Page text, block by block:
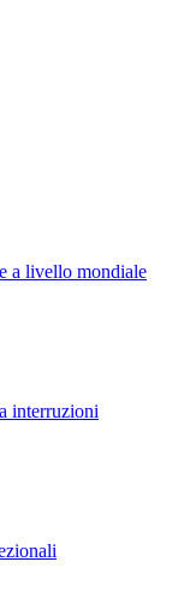
a livello mondiale
interruzioni